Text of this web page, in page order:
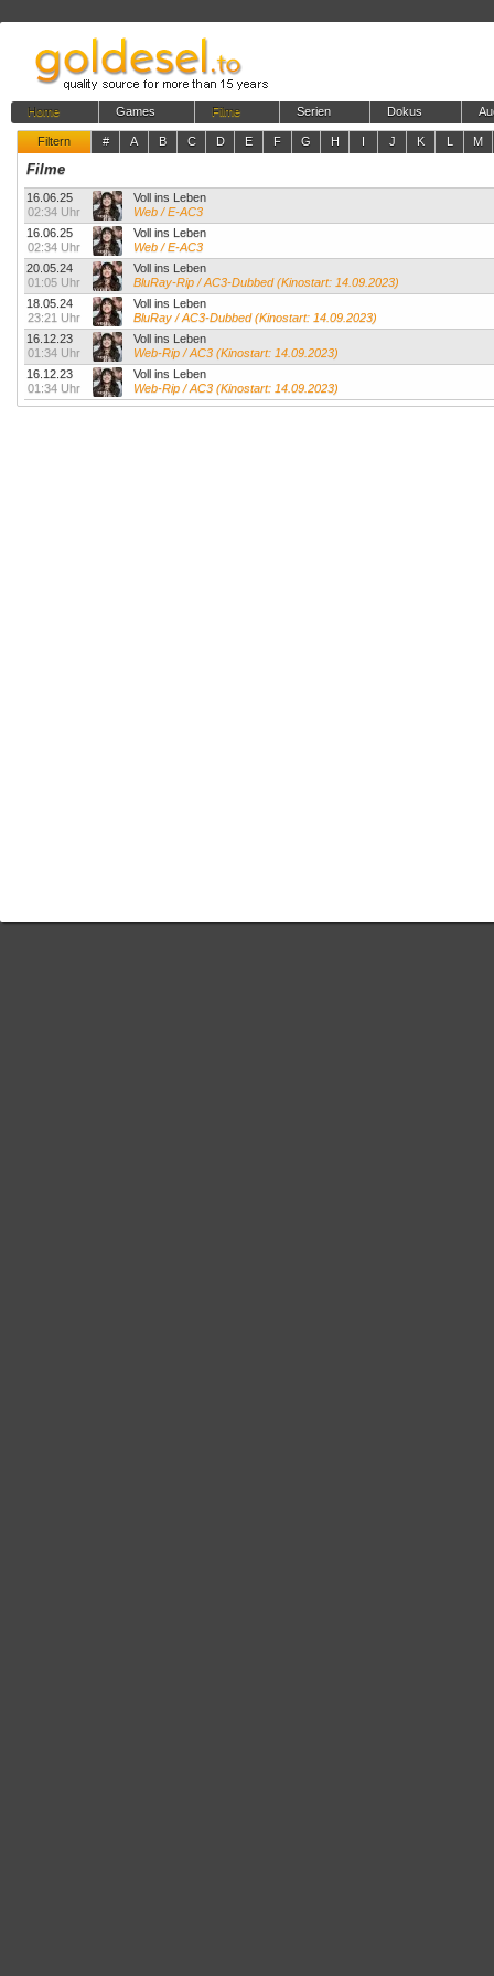
Home Games Filme Serien Dokus
Filtern # A B C D E F G H I J K L M
Filme
16.06.25
02:34 Uhr
Voll ins Leben
Web / E-AC3
16.06.25
02:34 Uhr
Voll ins Leben
Web / E-AC3
20.05.24
01:05 Uhr
Voll ins Leben
BluRay-Rip / AC3-Dubbed (Kinostart: 14.09.2023)
18.05.24
23:21 Uhr
Voll ins Leben
BluRay / AC3-Dubbed (Kinostart: 14.09.2023)
16.12.23
01:34 Uhr
Voll ins Leben
Web-Rip / AC3 (Kinostart: 14.09.2023)
16.12.23
01:34 Uhr
Voll ins Leben
Web-Rip / AC3 (Kinostart: 14.09.2023)